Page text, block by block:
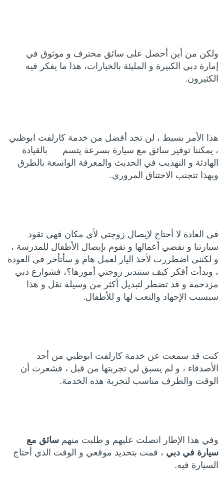
ولكن من أين أحصل على سائق محترف و موثوق في
إمارة دبي الكبيرة و المليئة بالخيارات، هذا ما يفكر فيه
الكثيرون.
هذا الأمر بسيط ، لن تجد أفضل من خدمة كارلفت ابوظبي
، يمكننا توفير سائق مع سيارة بسرعة يتسم بالقيادة
الهادئة و التهذيب في الحديث والمعرفة الواسعة بالطرق
وبهذا تتجنب الاختناق المروري.
في العادة لا أحتاج لإيصال زوجتي لأي مكان فهي تقود
سيارتنا و تقضي أعمالها و تقوم بإيصال الأطفال للمدرسة ،
و لكنني اضطررت لأخذ اليار لعمل هام و سأتأخر في العودة
، وبدأت أفكر كيف ستتدبر زوجتي أمورها؟، فشوارع دبي
مزدحمة و قد تضطر لتبديل أكثر من وسيلة نقل و هذا
سيسبب الإجهاد والتعب لها و للأطفال.
كنت قد سمعت عن خدمة كارلفت ابوظبي من أحد
الأصدقاء ، و لم يسبق لي تجربتها من قبل ، فشعرت أن
الوقت والظرف مناسب لتجربة هذه الخدمة.
وفي هذا الإطار اتصلت عليهم و طلبت منهمسائق مع
سيارة في دبي ، قمت بتحديد موقعي و الوقت الذي أحتاج
السيارة فيه.